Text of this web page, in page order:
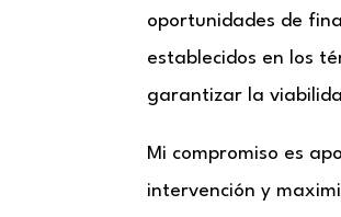
oportunidades de
establecidos en los
garantizar la
Mi compromiso es
intervención y